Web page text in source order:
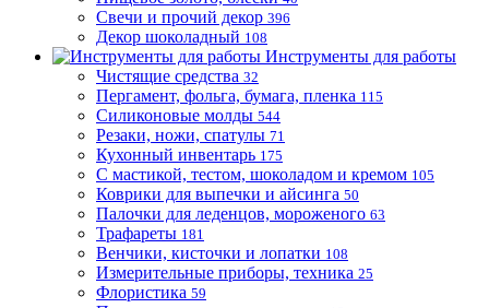
Свечи и прочий декор 396
Декор шоколадный 108
Инструменты для работы
Чистящие средства 32
Пергамент, фольга, бумага, пленка 115
Силиконовые молды 544
Резаки, ножи, спатулы 71
Кухонный инвентарь 175
С мастикой, тестом, шоколадом и кремом 105
Коврики для выпечки и айсинга 50
Палочки для леденцов, мороженого 63
Трафареты 181
Венчики, кисточки и лопатки 108
Измерительные приборы, техника 25
Флористика 59